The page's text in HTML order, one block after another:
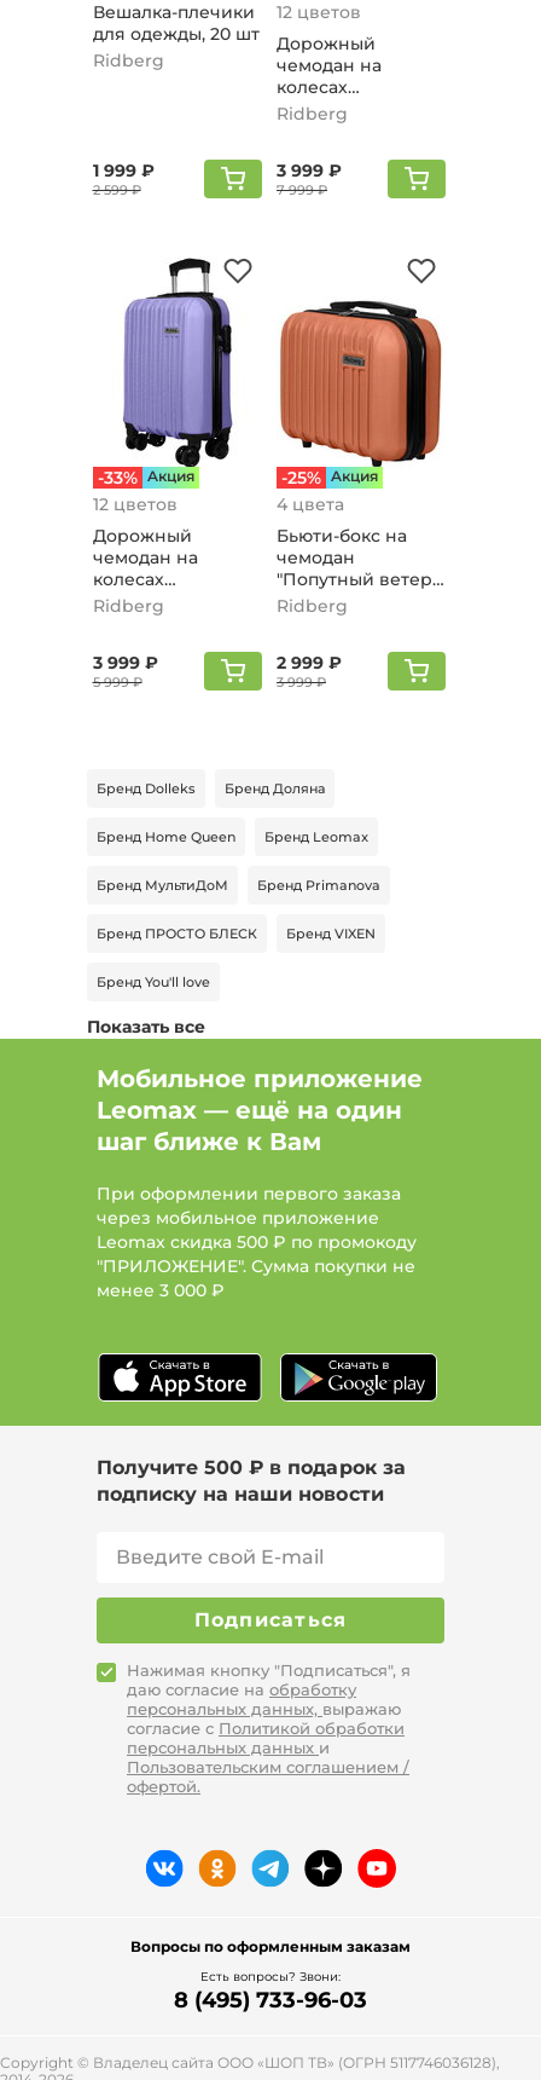
Вешалка-плечики
для одежды, 20 шт
Ridberg
1 999 ₽
2 599 ₽
12 цветов
Дорожный
чемодан на
колесах
"Попутный Ветер",
мятный m
Ridberg
3 999 ₽
7 999 ₽
-33% Aкция
12 цветов
Дорожный
чемодан на
колесах
"Попутный Ветер",
лавандовый xs
Ridberg
3 999 ₽
5 999 ₽
-25% Aкция
4 цвета
Бьюти-бокс на
чемодан
"Попутный ветер",
мятный
Ridberg
2 999 ₽
3 999 ₽
Бренд Dolleks Бренд Доляна
Бренд Home Queen Бренд Leomax
Бренд МультиДоМ Бренд Primanova
Бренд ПРОСТО БЛЕСК Бренд VIXEN
Бренд You'll love
Показать все
Мобильное приложение
Leomax — ещё на один
шаг ближе к Вам
При оформлении первого заказа
через мобильное приложение
Leomax скидка 500 ₽ по промокоду
"ПРИЛОЖЕНИЕ". Сумма покупки не
менее 3 000 ₽
Получите 500 ₽ в подарок за
подписку на наши новости
Подписаться
Нажимая кнопку "Подписаться", я
даю согласие на обработку
персональных данных, выражаю
согласие с Политикой обработки
персональных данных и
Пользовательским соглашением /
офертой.
Вопросы по оформленным заказам
Есть вопросы? Звони:
8 (495) 733-96-03
Copyright © Владелец сайта ООО «ШОП ТВ» (ОГРН 5117746036128),